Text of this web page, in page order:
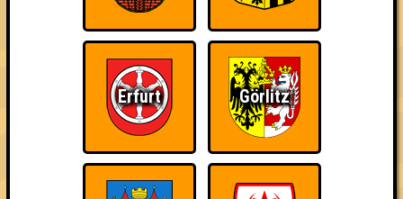
Da-Da Da! Da-Da Da!
Nehmt an 500 Quizlaboren teil
~ Noch nicht erreicht ~
Erfurt Görlitz